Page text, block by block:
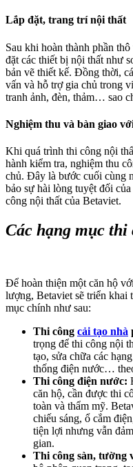
Lắp đặt, trang trí nội thất
Sau khi hoàn thành phần
đặt các thiết bị nội thất như
bản vẽ thiết kế. Đồng thời,
vấn và hỗ trợ gia chủ trong
tranh ảnh, đèn, thảm… sao
Nghiệm thu và bàn giao
Khi quá trình thi công nội
hành kiểm tra, nghiệm thu
chủ. Đây là bước cuối cùng
bảo sự hài lòng tuyệt đối
công nội thất của Betaviet.
Các hạng mục
Để hoàn thiện một căn hộ với
lượng, Betaviet sẽ triển khai
mục chính như sau:
Thi công cải tạo nhà
trọng để thi công nội
tạo, sửa chữa các
thống điện nước…
Thi công điện nước:
căn hộ, cần được thi
toàn và thẩm mỹ.
chiếu sáng, ổ cắm
tiện lợi nhưng vẫn
gian.
Thi công sàn, tường